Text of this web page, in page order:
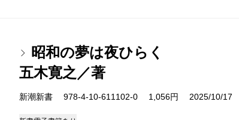
昭和の夢は夜ひらく
五木寛之／著
新潮新書 978-4-10-611102-0 1,056円 2025/10/17